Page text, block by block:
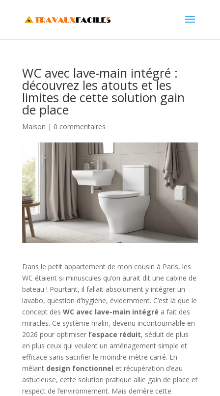
WC avec lave-main intégré :
découvrez les atouts et les
limites de cette solution gain
de place
Maison | 0 commentaires
Dans le petit appartement de mon cousin à Paris, les
WC étaient si minuscules qu’on aurait dit une cabine de
bateau ! Pourtant, il fallait absolument y intégrer un
lavabo, question d’hygiène, évidemment. C’est là que le
concept des WC avec lave-main intégré a fait des
miracles. Ce système malin, devenu incontournable en
2026 pour optimiser l’espace réduit, séduit de plus
en plus ceux qui veulent un aménagement simple et
efficace sans sacrifier le moindre mètre carré. En
mêlant design fonctionnel et récupération d’eau
astucieuse, cette solution pratique allie gain de place et
respect de l’environnement. Mais derrière cette